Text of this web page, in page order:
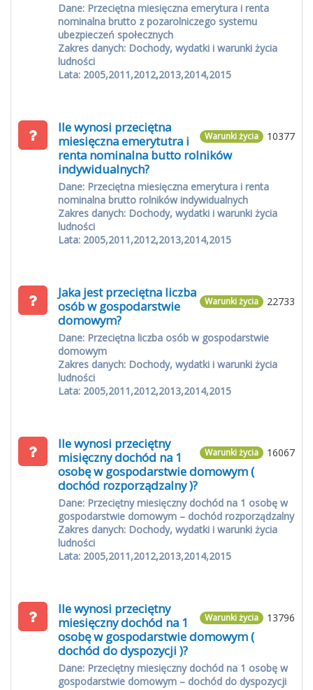
Dane: Przeciętna miesięczna emerytura i renta
nominalna brutto z pozarolniczego systemu
ubezpieczeń społecznych
Zakres danych: Dochody, wydatki i warunki życia
ludności
Lata: 2005,2011,2012,2013,2014,2015
10377
Warunki życia
Ile wynosi przeciętna
miesięczna emerytutra i
renta nominalna butto rolników
indywidualnych?
Dane: Przeciętna miesięczna emerytura i renta
nominalna brutto rolników indywidualnych
Zakres danych: Dochody, wydatki i warunki życia
ludności
Lata: 2005,2011,2012,2013,2014,2015
22733
Warunki życia
Jaka jest przeciętna liczba
osób w gospodarstwie
domowym?
Dane: Przeciętna liczba osób w gospodarstwie
domowym
Zakres danych: Dochody, wydatki i warunki życia
ludności
Lata: 2005,2011,2012,2013,2014,2015
16067
Warunki życia
Ile wynosi przeciętny
misięczny dochód na 1
osobę w gospodarstwie domowym (
dochód rozporządzalny )?
Dane: Przeciętny miesięczny dochód na 1 osobę w
gospodarstwie domowym – dochód rozporządzalny
Zakres danych: Dochody, wydatki i warunki życia
ludności
Lata: 2005,2011,2012,2013,2014,2015
13796
Warunki życia
Ile wynosi przeciętny
miesięczny dochód na 1
osobę w gospodarstwie domowym (
dochód do dyspozycji )?
Dane: Przeciętny miesięczny dochód na 1 osobę w
gospodarstwie domowym – dochód do dyspozycji